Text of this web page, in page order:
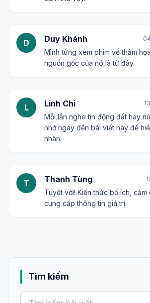
D Duy Khánh
Mình từng xem phim về thảm
nguồn gốc của nó là từ đây.
L Linh Chi
Mỗi lần nghe tin động đất hay
nhớ ngay đến bài viết này để
nhân.
T Thanh Tùng
Tuyệt vời! Kiến thức bổ ích, cảm
cung cấp thông tin giá trị.
Tìm kiếm